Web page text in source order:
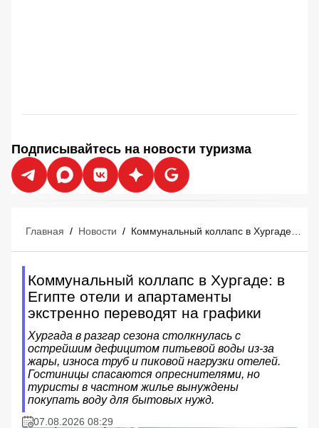
Подписывайтесь на новости туризма
Главная / Новости /
Коммунальный коллапс в Хургаде: в
Египте отели и апартаменты
экстренно переводят на графики
Хургада в разгар сезона столкнулась с
острейшим дефицитом питьевой воды из-за
жары, износа труб и пиковой нагрузки отелей.
Гостиницы спасаются опреснителями, но
туристы в частном жилье вынуждены
покупать воду для бытовых нужд.
07.08.2026 08:29